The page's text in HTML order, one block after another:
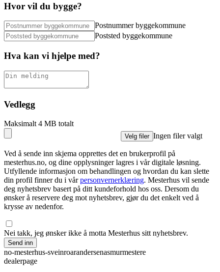
Hvor vil du bygge?
Postnummer byggekommune
Poststed byggekommune
Hva kan vi hjelpe med?
Vedlegg
Maksimalt 4 MB totalt
Velg filer Ingen filer valgt
Ved å sende inn skjema opprettes det en brukerprofil på
mesterhus.no, og dine opplysninger lagres i vår digitale løsning.
Utfyllende informasjon om behandlingen og hvordan du kan slette
din profil finner du i vår personvernerklæring. Mesterhus vil sende
deg nyhetsbrev basert på ditt kundeforhold hos oss. Dersom du
ønsker å reservere deg mot nyhetsbrev, gjør du det enkelt ved å
krysse av nedenfor.
Nei takk, jeg ønsker ikke å motta Mesterhus sitt nyhetsbrev.
Send inn
no-mesterhus-sveinroarandersenasmurmestere
dealerpage